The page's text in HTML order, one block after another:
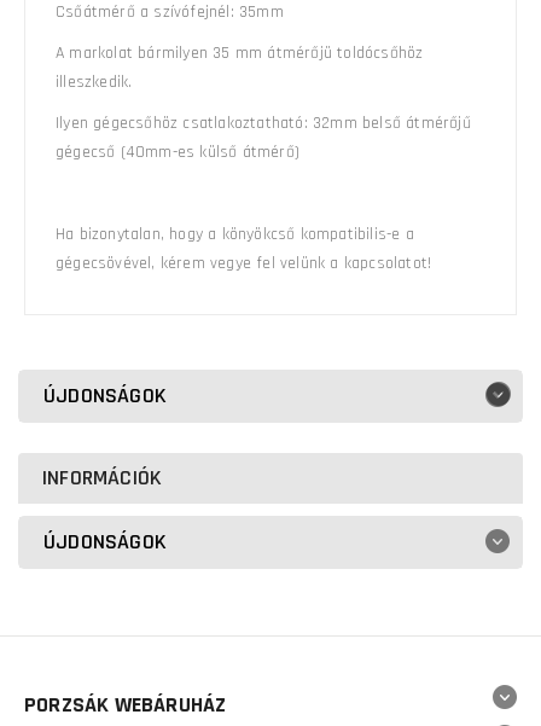
Csőátmérő a szívófejnél: 35mm
A markolat bármilyen 35 mm átmérőjü toldócsőhöz
illeszkedik.
Ilyen gégecsőhöz csatlakoztatható: 32mm belső átmérőjű
gégecső (40mm-es külső átmérő)
Ha bizonytalan, hogy a könyökcső kompatibilis-e a
gégecsövével, kérem vegye fel velünk a kapcsolatot!
ÚJDONSÁGOK
INFORMÁCIÓK
ÚJDONSÁGOK
PORZSÁK WEBÁRUHÁZ